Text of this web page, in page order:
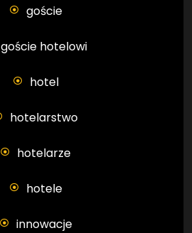
goście
goście hotelowi
hotel
hotelarstwo
hotelarze
hotele
innowacje